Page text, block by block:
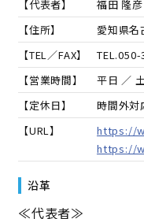
【代表者】 福田 隆彦
【住所】
愛知県
【TEL／FAX】
TEL.050-
【営業時間】
平日 ／
【定休日】
時間外対
【URL】
https://
https://
沿革
≪代表者≫